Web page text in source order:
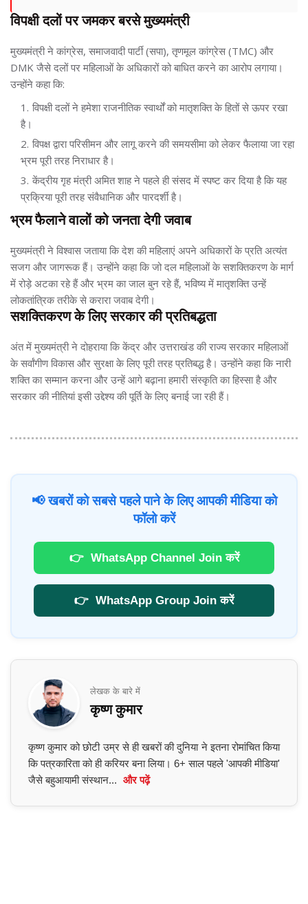
विपक्षी दलों पर जमकर बरसे मुख्यमंत्री
मुख्यमंत्री ने कांग्रेस, समाजवादी पार्टी (सपा), तृणमूल कांग्रेस (TMC) और
DMK जैसे दलों पर महिलाओं के अधिकारों को बाधित करने का आरोप लगाया।
उन्होंने कहा कि:
विपक्षी दलों ने हमेशा राजनीतिक स्वार्थों को मातृशक्ति के हितों से ऊपर रखा
है।
विपक्ष द्वारा परिसीमन और लागू करने की समयसीमा को लेकर फैलाया जा रहा
भ्रम पूरी तरह निराधार है।
केंद्रीय गृह मंत्री अमित शाह ने पहले ही संसद में स्पष्ट कर दिया है कि यह
प्रक्रिया पूरी तरह संवैधानिक और पारदर्शी है।
भ्रम फैलाने वालों को जनता देगी जवाब
मुख्यमंत्री ने विश्वास जताया कि देश की महिलाएं अपने अधिकारों के प्रति अत्यंत
सजग और जागरूक हैं। उन्होंने कहा कि जो दल महिलाओं के सशक्तिकरण के मार्ग
में रोड़े अटका रहे हैं और भ्रम का जाल बुन रहे हैं, भविष्य में मातृशक्ति उन्हें
लोकतांत्रिक तरीके से करारा जवाब देगी।
सशक्तिकरण के लिए सरकार की प्रतिबद्धता
अंत में मुख्यमंत्री ने दोहराया कि केंद्र और उत्तराखंड की राज्य सरकार महिलाओं
के सर्वांगीण विकास और सुरक्षा के लिए पूरी तरह प्रतिबद्ध है। उन्होंने कहा कि नारी
शक्ति का सम्मान करना और उन्हें आगे बढ़ाना हमारी संस्कृति का हिस्सा है और
सरकार की नीतियां इसी उद्देश्य की पूर्ति के लिए बनाई जा रही हैं।
📢 खबरों को सबसे पहले पाने के लिए आपकी मीडिया को
फॉलो करें
👉 WhatsApp Channel Join करें
👉 WhatsApp Group Join करें
लेखक के बारे में
कृष्ण कुमार
कृष्ण कुमार को छोटी उम्र से ही खबरों की दुनिया ने इतना रोमांचित किया
कि पत्रकारिता को ही करियर बना लिया। 6+ साल पहले 'आपकी मीडिया'
जैसे बहुआयामी संस्थान... और पढ़ें